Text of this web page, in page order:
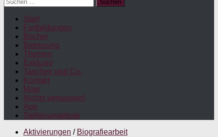
nach:
Start
Fortbildungen
Bücher
Betreuung
Themen
Exklusiv
Taschen und Co.
Kontakt
Maw
Nichts verpassen!
App
Stellenangebote
Aktivierungen / Biografiearbeit